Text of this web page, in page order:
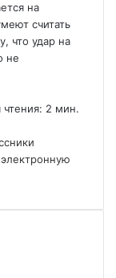
на
считать
что удар на
не
чтения: 2 мин.